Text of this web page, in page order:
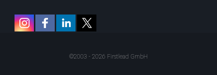
©2003 - 2026 Firstlead GmbH